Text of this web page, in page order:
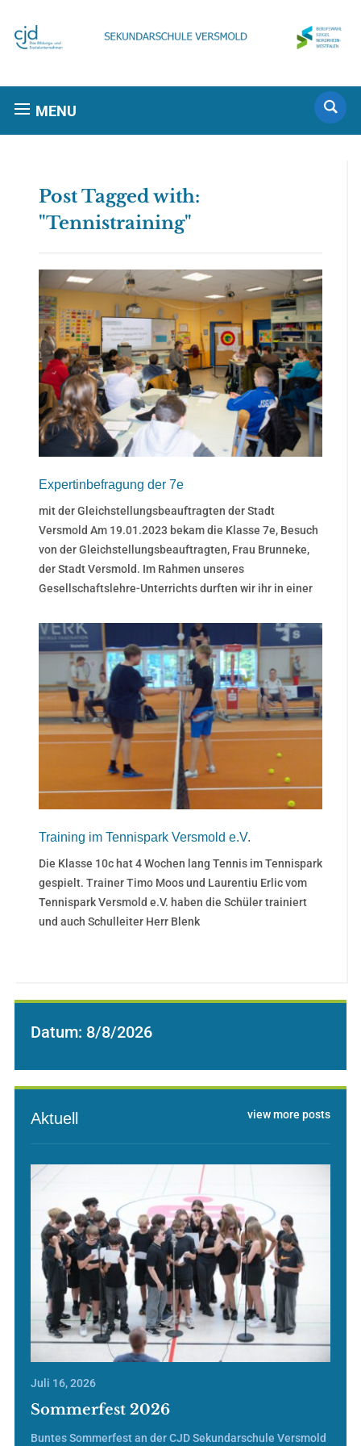
MENU
Datum: 8/8/2026
view more posts
Aktuell
Juli 16, 2026
Sommerfest 2026
Buntes Sommerfest an der CJD Sekundarschule Versmold
Post Tagged with:
"Tennistraining"
Expertinbefragung der 7e
mit der Gleichstellungsbeauftragten der Stadt
Versmold Am 19.01.2023 bekam die Klasse 7e, Besuch
von der Gleichstellungsbeauftragten, Frau Brunneke,
der Stadt Versmold. Im Rahmen unseres
Gesellschaftslehre-Unterrichts durften wir ihr in einer
Training im Tennispark Versmold e.V.
Die Klasse 10c hat 4 Wochen lang Tennis im Tennispark
gespielt. Trainer Timo Moos und Laurentiu Erlic vom
Tennispark Versmold e.V. haben die Schüler trainiert
und auch Schulleiter Herr Blenk